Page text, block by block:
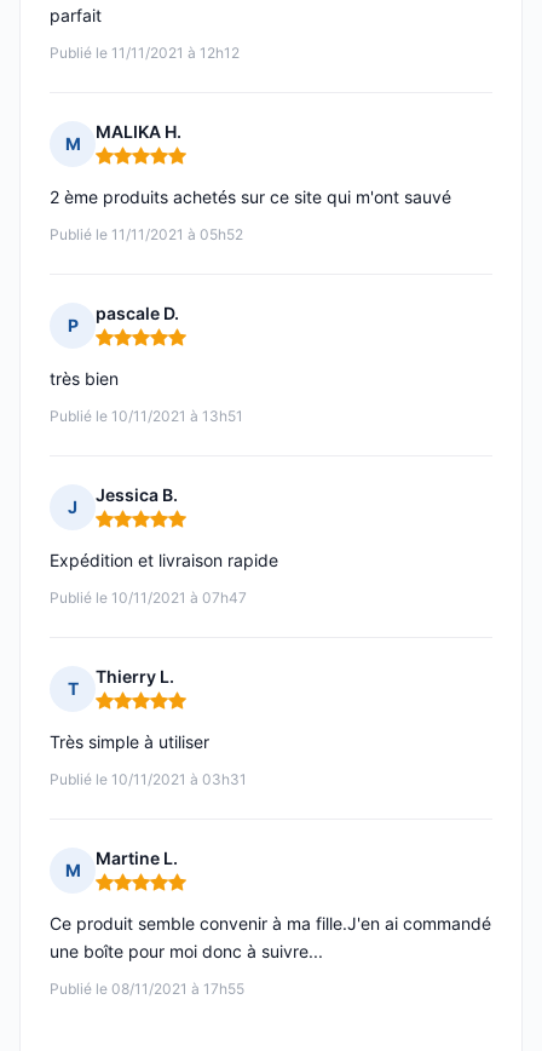
Publié le 11/11/2021 à 12h12
parfait
M
MALIKA H.
Note : 5 sur 5
Publié le 11/11/2021 à 05h52
2 ème produits achetés sur ce site qui m'ont sauvé
P
pascale D.
Note : 5 sur 5
Publié le 10/11/2021 à 13h51
très bien
J
Jessica B.
Note : 5 sur 5
Publié le 10/11/2021 à 07h47
Expédition et livraison rapide
T
Thierry L.
Note : 5 sur 5
Publié le 10/11/2021 à 03h31
Très simple à utiliser
M
Martine L.
Note : 5 sur 5
Publié le 08/11/2021 à 17h55
Ce produit semble convenir à ma fille.J'en ai commandé
une boîte pour moi donc à suivre...